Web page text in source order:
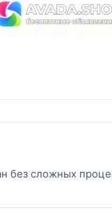
без сложных